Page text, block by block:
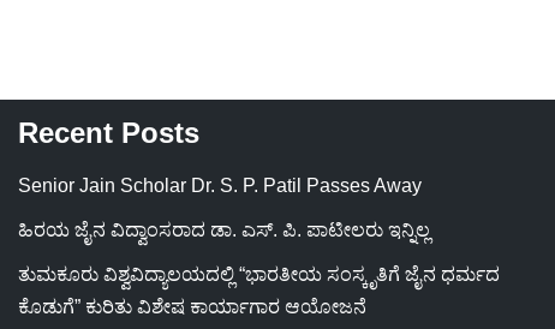
Recent Posts
Senior Jain Scholar Dr. S. P. Patil Passes Away
ಹಿರಯ ಜೈನ ವಿದ್ವಾಂಸರಾದ ಡಾ. ಎಸ್. ಪಿ. ಪಾಟೀಲರು ಇನ್ನಿಲ್ಲ
ತುಮಕೂರು ವಿಶ್ವವಿದ್ಯಾಲಯದಲ್ಲಿ “ಭಾರತೀಯ ಸಂಸ್ಕೃತಿಗೆ ಜೈನ ಧರ್ಮದ
ಕೊಡುಗೆ” ಕುರಿತು ವಿಶೇಷ ಕಾರ್ಯಾಗಾರ ಆಯೋಜನೆ